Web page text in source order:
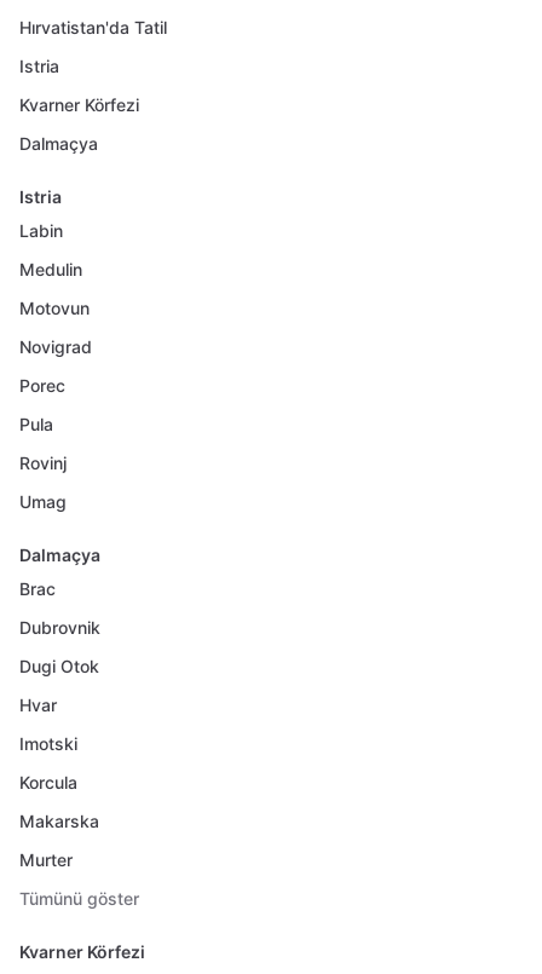
Hırvatistan'da Tatil
Istria
Kvarner Körfezi
Dalmaçya
Istria
Labin
Medulin
Motovun
Novigrad
Porec
Pula
Rovinj
Umag
Dalmaçya
Brac
Dubrovnik
Dugi Otok
Hvar
Imotski
Korcula
Makarska
Murter
Tümünü göster
Kvarner Körfezi